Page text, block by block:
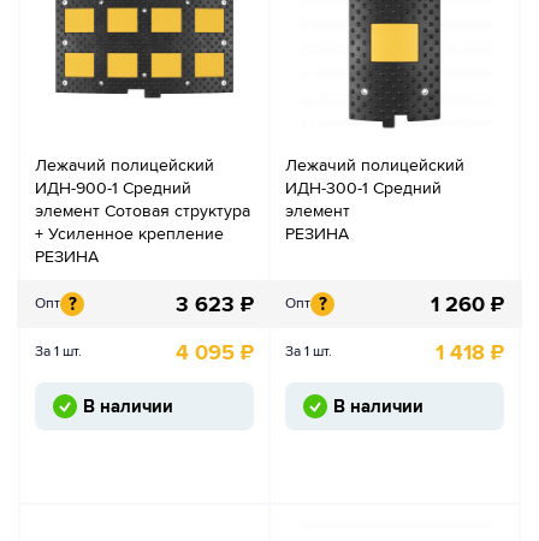
Лежачий полицейский
ИДН-900-1 Средний
элемент Сотовая структура
+ Усиленное крепление
РЕЗИНА
Опт ? 3 623 ₽
За 1 шт. 4 095 ₽
В наличии
Лежачий полицейский
ИДН-300-1 Средний
элемент
РЕЗИНА
Опт ? 1 260 ₽
За 1 шт. 1 418 ₽
В наличии